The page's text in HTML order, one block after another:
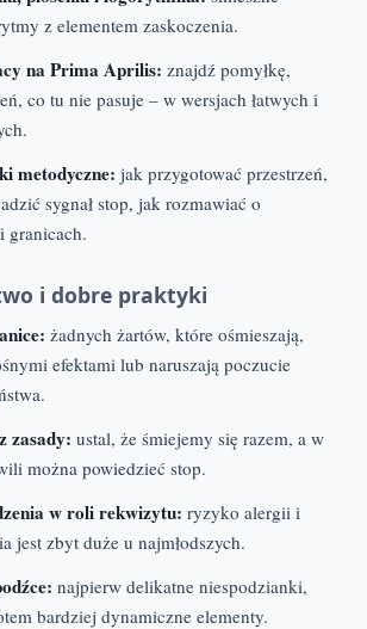
z elementem zaskoczenia.
na Prima Aprilis: znajdź pomyłkę,
co tu nie pasuje – w wersjach łatwych i
metodyczne: jak przygotować przestrzeń,
sygnał stop, jak rozmawiać o
granicach.
i dobre praktyki
żadnych żartów, które ośmieszają,
efektami lub naruszają poczucie
zasady: ustal, że śmiejemy się razem, a w
można powiedzieć stop.
w roli rekwizytu: ryzyko alergii i
jest zbyt duże u najmłodszych.
najpierw delikatne niespodzianki,
bardziej dynamiczne elementy.